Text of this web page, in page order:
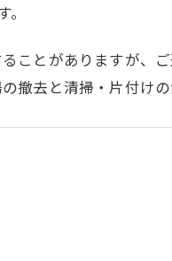
ることがありますが
撤去と清掃・片付けの